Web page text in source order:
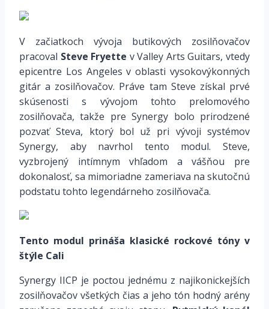
V začiatkoch vývoja butikových zosilňovačov
pracoval Steve Fryette v Valley Arts Guitars, vtedy
epicentre Los Angeles v oblasti vysokovýkonných
gitár a zosilňovačov. Práve tam Steve získal prvé
skúsenosti s vývojom tohto prelomového
zosilňovača, takže pre Synergy bolo prirodzené
pozvať Steva, ktorý bol už pri vývoji systémov
Synergy, aby navrhol tento modul. Steve,
vyzbrojený intímnym vhľadom a vášňou pre
dokonalosť, sa mimoriadne zameriava na skutočnú
podstatu tohto legendárneho zosilňovača.
Tento modul prináša klasické rockové tóny v
štýle Cali
Synergy IICP je poctou jednému z najikonickejších
zosilňovačov všetkých čias a jeho tón hodný arény